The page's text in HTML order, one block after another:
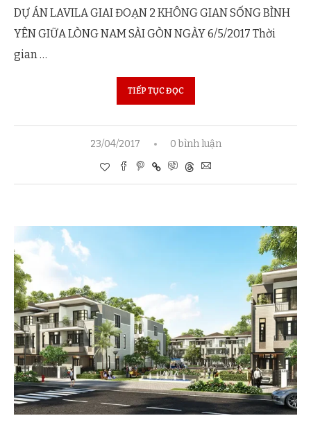
DỰ ÁN LAVILA GIAI ĐOẠN 2 KHÔNG GIAN SỐNG BÌNH
YÊN GIỮA LÒNG NAM SÀI GÒN NGÀY 6/5/2017 Thời
gian …
TIẾP TỤC ĐỌC
23/04/2017 0 bình luận